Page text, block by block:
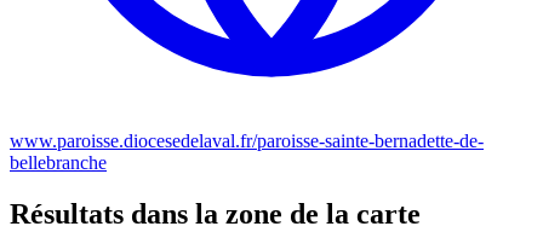
www.paroisse.diocesedelaval.fr/paroisse-sainte-bernadette-de-
bellebranche
Résultats dans la zone de la carte